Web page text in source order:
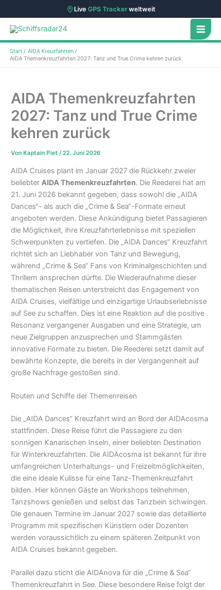
LiveGPS Trackerweltweit
Zum
Inhalt
springen
Start
AIDA Kreuzfahrten
AIDA Themenkreuzfahrten 2027: Tanz und True Crime kehren zurück
AIDA Themenkreuzfahrten
2027: Tanz und True Crime
kehren zurück
Von Kaptain Piet/22. Juni 2026
AIDA Cruises plant im Januar 2027 die Rückkehr zweier
beliebter AIDA Themenkreuzfahrten. Die Reederei hat am
21. Juni 2026 bekannt gegeben, dass sowohl die „AIDA
Dances“- als auch die „Crime & Sea“-Formate erneut
angeboten werden. Diese Ankündigung bietet Passagieren
die Möglichkeit, ihre Kreuzfahrterlebnisse mit speziellen
Schwerpunkten zu vertiefen. Die „AIDA Dances“ Kreuzfahrt
richtet sich an Liebhaber von Tanz und Bewegung,
während „Crime & Sea“ Fans von Kriminalgeschichten und
Thrillern ansprechen dürfte. Die Wiederaufnahme dieser
thematischen Reisen unterstreicht das Engagement von
AIDA Cruises, vielfältige und einzigartige Urlaubserlebnisse
auf See zu schaffen. Dies ist eine Reaktion auf die positive
Resonanz vergangener Ausgaben und eine Strategie, um
neue Zielgruppen anzusprechen und Stammgästen
innovative Formate zu bieten. Die Reederei setzt damit auf
bewährte Konzepte, die bereits in der Vergangenheit auf
große Nachfrage gestoßen sind.
Routen und Schiffe der Themenreisen
Die „AIDA Dances“ Kreuzfahrt wird an Bord der AIDAcosma
stattfinden. Diese Reise führt die Passagiere zu den
sonnigen Kanarischen Inseln, einer beliebten Destination
für Winterkreuzfahrten. Die AIDAcosma ist bekannt für ihre
umfangreichen Unterhaltungs- und Freizeitmöglichkeiten,
die eine ideale Kulisse für eine Tanz-Themenkreuzfahrt
bilden. Hier können Gäste an Workshops teilnehmen,
Tanzshows genießen und selbst das Tanzbein schwingen.
Die genauen Termine im Januar 2027 sowie das detaillierte
Programm mit spezifischen Künstlern oder Dozenten
werden voraussichtlich zu einem späteren Zeitpunkt von
AIDA Cruises bekannt gegeben.
Parallel dazu sticht die AIDAnova für die „Crime & Sea“
Themenkreuzfahrt in See. Diese besondere Reise folgt der